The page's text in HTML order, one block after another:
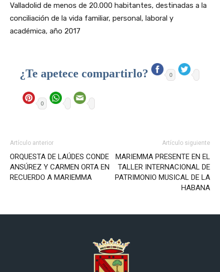
Valladolid de menos de 20.000 habitantes, destinadas a la
conciliación de la vida familiar, personal, laboral y
académica, año 2017
¿Te apetece compartirlo? 0
0
Artículo anterior
ORQUESTA DE LAÚDES CONDE
ANSÚREZ Y CARMEN ORTA EN
RECUERDO A MARIEMMA
Artículo siguiente
MARIEMMA PRESENTE EN EL
TALLER INTERNACIONAL DE
PATRIMONIO MUSICAL DE LA
HABANA